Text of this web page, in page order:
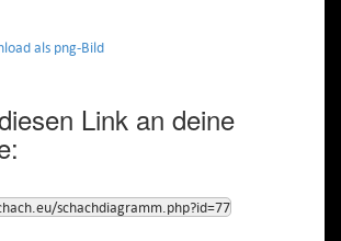
als png-Bild
Link an deine
schachdiagramm.php?id=77